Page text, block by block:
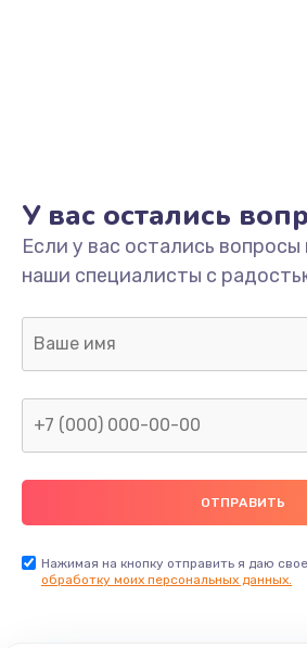
У вас остались
Если у вас остались
наши специалисты с
Нажимая на кнопку отправить я даю свое
обработку моих персональных данных.